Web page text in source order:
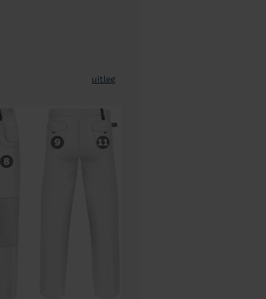
uitleg